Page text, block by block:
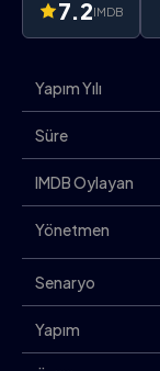
7.2IMDB
Yapım Yılı
Süre
IMDB Oylayan
Yönetmen
Senaryo
Yapım